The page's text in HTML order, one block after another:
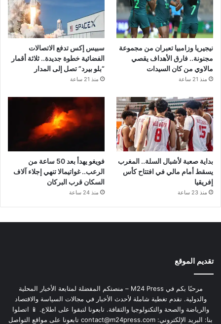
نيجيريا وزامبيا تعبران من مجموعة
مجنونة.. فارق الأهداف يقصي
مالاوي من كان السيدات
منذ 21 ساعة
سبيس إكس تدفع الاتصالات
الفضائية خطوة جديدة.. ثلاثة أقمار
“بلو بيرد” تصل إلى المدار
منذ 21 ساعة
بداية صعبة لأشبال السلة.. المغرب
يسقط أمام مالي في افتتاح كأس
إفريقيا
منذ 23 ساعة
فويغو يهدأ بعد 50 ساعة من
الرعب.. غواتيمالا تنهي إجلاء آلاف
السكان قرب البركان
منذ 24 ساعة
تقديم الموقع
مرحبًا بكم في M24 Press – منصتكم المفضلة لمتابعة الأخبار المحلية
والدولية. نقدم تغطية شاملة لأحدث الأخبار في مجالات السياسة والاقتصاد
والرياضة والصحة والتكنولوجيا والثقافة. تابعونا لتبقوا على اطلاع. 📱 اتصلوا
بنا: البريد الإلكتروني: contact@m24press.com تابعونا على مواقع التواصل